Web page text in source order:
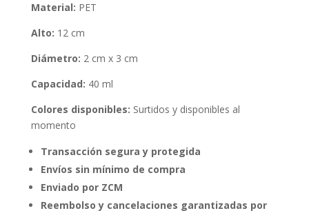
Material: PET
Alto: 12 cm
Diámetro: 2 cm x 3 cm
Capacidad: 40 ml
Colores disponibles: Surtidos y disponibles al
momento
Transacción segura y protegida
Envíos sin mínimo de compra
Enviado por ZCM
Reembolso y cancelaciones garantizadas por